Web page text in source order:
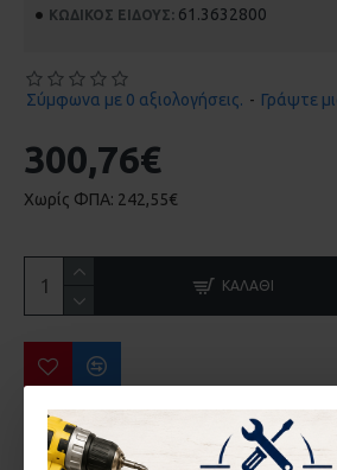
ΚΩΔΙΚΌΣ ΕΊΔΟΥΣ: 61.3632800
Σύμφωνα με 0 αξιολογήσεις. - Γράψτε
300,76€
Χωρίς ΦΠΑ: 242,55€
ΚΑΛΆΘΙ
ΠΕΡΙΣΣΌΤΕΡΑ ΑΠΌ ΤΗΝ ΙΔΙΑ ΜΆΡΚΑ